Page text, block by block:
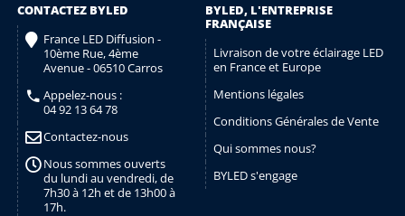
CONTACTEZ BYLED
France LED Diffusion -
10ème Rue, 4ème
Avenue - 06510 Carros
Appelez-nous :
04 92 13 64 78
Contactez-nous
Nous sommes ouverts
du lundi au vendredi, de
7h30 à 12h et de 13h00 à
17h.
BYLED, L'ENTREPRISE
FRANÇAISE
Livraison de votre éclairage LED
en France et Europe
Mentions légales
Conditions Générales de Vente
Qui sommes nous?
BYLED s'engage